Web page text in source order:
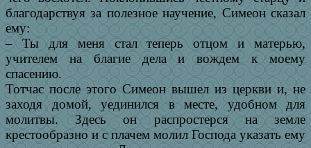
благодарствуя за полезное научение, Симеон сказал
ему:
– Ты для меня стал теперь отцом и матерью,
учителем на благие дела и вождем к моему
спасению.
Тотчас после этого Симеон вышел из церкви и, не
заходя домой, уединился в месте, удобном для
молитвы. Здесь он распростерся на земле
крестообразно и с плачем молил Господа указать ему